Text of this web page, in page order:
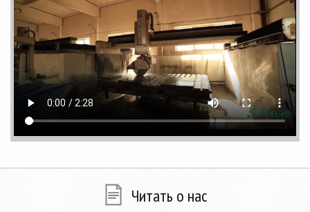
Читать о нас